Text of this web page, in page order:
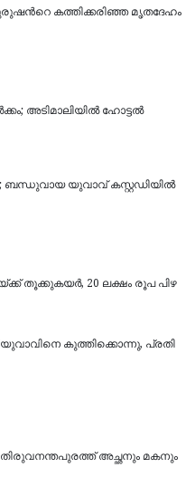
കത്തിക്കരിഞ്ഞ മൃതദേഹം
അടിമാലിയിൽ ഹോട്ടല്‍
ബന്ധുവായ യുവാവ് കസ്റ്റഡിയില്‍
തൂക്കുകയർ, 20 ലക്ഷം രൂപ പിഴ
യുവാവിനെ കുത്തിക്കൊന്നു, പ്രതി
അച്ഛനും മകനും